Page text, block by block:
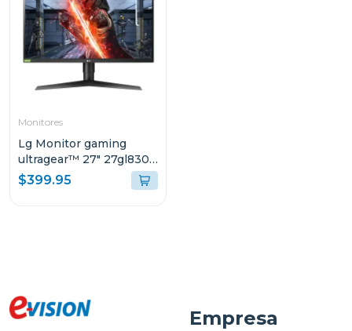
Monitores
Lg Monitor gaming
ultragear™ 27" 27gl830-
b qhd 144hz 3 años de
garantía
$399.95
Empresa